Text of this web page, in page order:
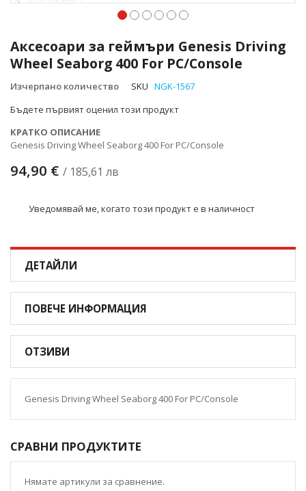
Аксесоари за геймъри Genesis Driving
Wheel Seaborg 400 For PC/Console
Изчерпано количество SKU NGK-1567
Бъдете първият оценил този продукт
КРАТКО ОПИСАНИЕ
Genesis Driving Wheel Seaborg 400 For PC/Console
94,90 € / 185,61 лв
Уведомявай ме, когато този продукт е в наличност
към
началото
на
галерия
снимки
ДЕТАЙЛИ
ПОВЕЧЕ ИНФОРМАЦИЯ
ОТЗИВИ
Genesis Driving Wheel Seaborg 400 For PC/Console
СРАВНИ ПРОДУКТИТЕ
Нямате артикули за сравнение.